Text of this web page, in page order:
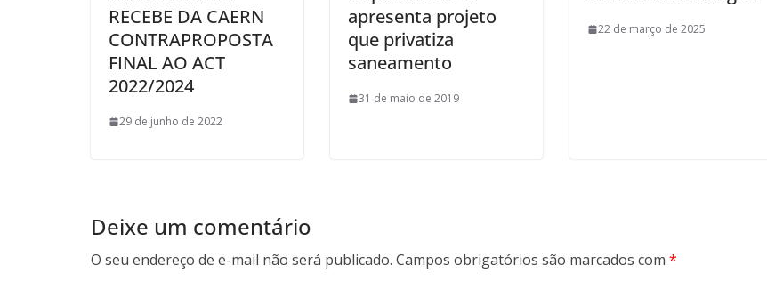
RECEBE DA CAERN
CONTRAPROPOSTA
FINAL AO ACT
2022/2024
29 de junho de 2022
apresenta projeto
que privatiza
saneamento
31 de maio de 2019
22 de março de 2025
Deixe um comentário
O seu endereço de e-mail não será publicado. Campos obrigatórios são marcados com *